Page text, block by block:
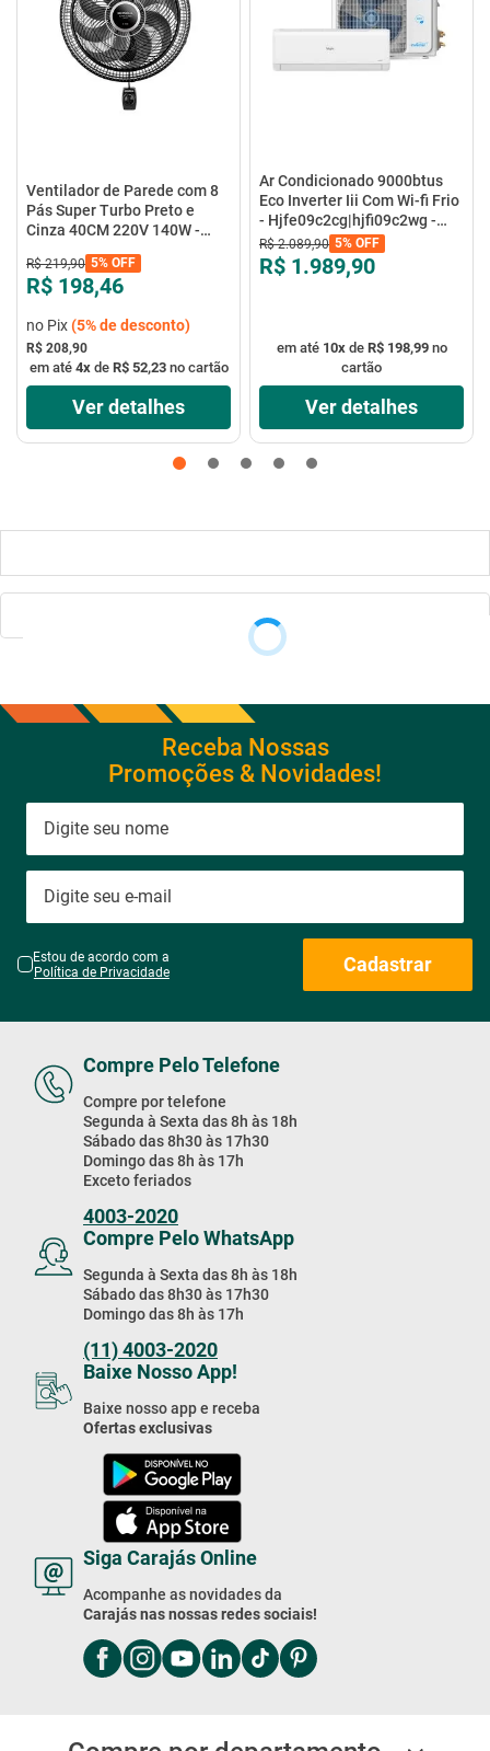
Ventilador de Parede com 8
Pás Super Turbo Preto e
Cinza 40CM 220V 140W -
R$ 219,90 5% OFF
R$ 198,46
no Pix(5%de desconto)
R$ 208,90
em até 4xde R$ 52,23no cartão
Ver detalhes
Ar Condicionado 9000btus
Eco Inverter Iii Com Wi-fi Frio
- Hjfe09c2cg|hjfi09c2wg -
Elgin
R$ 2.089,90 5% OFF
R$ 1.989,90
em até 10xde R$ 198,99no
cartão
Ver detalhes
Receba Nossas
Promoções & Novidades!
Estou de acordo com a
Política de Privacidade
Cadastrar
Compre Pelo Telefone
Compre por telefone
Segunda à Sexta das 8h às 18h
Sábado das 8h30 às 17h30
Domingo das 8h às 17h
Exceto feriados
4003-2020
Compre Pelo WhatsApp
Segunda à Sexta das 8h às 18h
Sábado das 8h30 às 17h30
Domingo das 8h às 17h
(11) 4003-2020
Baixe Nosso App!
Baixe nosso app e receba
Ofertas exclusivas
Siga Carajás Online
Acompanhe as novidades da
Carajás nas nossas redes sociais!